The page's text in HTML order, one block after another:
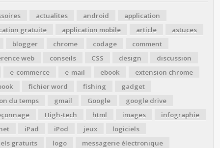
actualites android
application
gratuite
application mobile article
astuces
blogger
chrome codage
comment
web
conseils CSS design
discussion
e-commerce
e-mail ebook
extension chrome
fichier word fishing
gadget
du temps
gmail Google
google drive
High-tech html images
infographie
iPad iPod jeux
logiciels
gratuits
logo
messagerie électronique